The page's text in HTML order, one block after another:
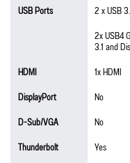
USB Ports
2 x USB
2x USB4
3.1 and
HDMI
1x HDMI
DisplayPort
No
D-Sub/VGA
No
Thunderbolt
Yes